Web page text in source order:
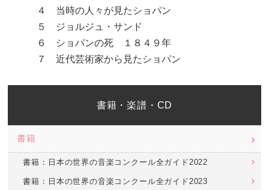
４ 当時の人々が見たショパン
５ ジョルジュ・サンド
６ ショパンの死 １８４９年
７ 近代芸術家から見たショパン
書籍・楽譜・CD
書籍
書籍：日本の世界の音楽コンクール全ガイド2022
書籍：日本の世界の音楽コンクール全ガイド2023